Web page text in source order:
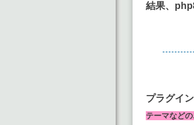
結果、
プラグイ
テーマなど